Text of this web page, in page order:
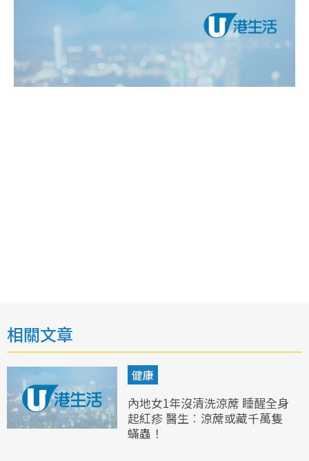
相關文章
健康
內地女1年沒清洗涼蓆 睡醒全身
起紅疹 醫生︰涼蓆或藏千萬隻
蟎蟲！